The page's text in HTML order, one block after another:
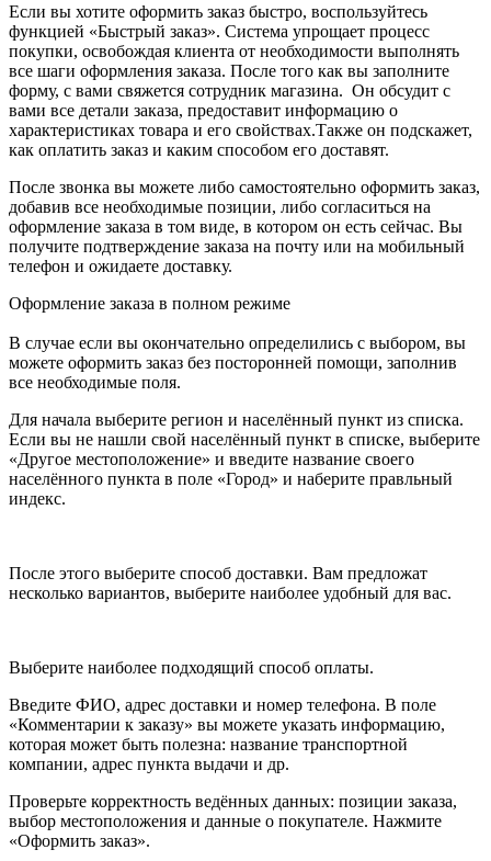
Если вы хотите оформить заказ быстро, воспользуйтесь
функцией «Быстрый заказ». Система упрощает процесс
покупки, освобождая клиента от необходимости выполнять
все шаги оформления заказа. После того как вы заполните
форму, с вами свяжется сотрудник магазина. Он обсудит с
вами все детали заказа, предоставит информацию о
характеристиках товара и его свойствах.Также он подскажет,
как оплатить заказ и каким способом его доставят.
После звонка вы можете либо самостоятельно оформить заказ,
добавив все необходимые позиции, либо согласиться на
оформление заказа в том виде, в котором он есть сейчас. Вы
получите подтверждение заказа на почту или на мобильный
телефон и ожидаете доставку.
Оформление заказа в полном режиме
В случае если вы окончательно определились с выбором, вы
можете оформить заказ без посторонней помощи, заполнив
все необходимые поля.
Для начала выберите регион и населённый пункт из списка.
Если вы не нашли свой населённый пункт в списке, выберите
«Другое местоположение» и введите название своего
населённого пункта в поле «Город» и наберите правльный
индекс.
После этого выберите способ доставки. Вам предложат
несколько вариантов, выберите наиболее удобный для вас.
Выберите наиболее подходящий способ оплаты.
Введите ФИО, адрес доставки и номер телефона. В поле
«Комментарии к заказу» вы можете указать информацию,
которая может быть полезна: название транспортной
компании, адрес пункта выдачи и др.
Проверьте корректность ведённых данных: позиции заказа,
выбор местоположения и данные о покупателе. Нажмите
«Оформить заказ».